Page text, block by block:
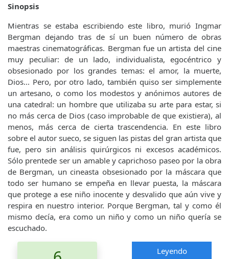
Sinopsis
Mientras se estaba escribiendo este libro, murió Ingmar
Bergman dejando tras de sí un buen número de obras
maestras cinematográficas. Bergman fue un artista del cine
muy peculiar: de un lado, individualista, egocéntrico y
obsesionado por los grandes temas: el amor, la muerte,
Dios... Pero, por otro lado, también quiso ser simplemente
un artesano, o como los modestos y anónimos autores de
una catedral: un hombre que utilizaba su arte para estar, si
no más cerca de Dios (caso improbable de que existiera), al
menos, más cerca de cierta trascendencia. En este libro
sobre el autor sueco, se siguen las pistas del gran artista que
fue, pero sin análisis quirúrgicos ni excesos académicos.
Sólo prentede ser un amable y caprichoso paseo por la obra
de Bergman, un cineasta obsesionado por la máscara que
todo ser humano se empeña en llevar puesta, la máscara
que protege a ese niño inocente y desvalido que aún vive y
respira en nuestro interior. Porque Bergman, tal y como él
mismo decía, era como un niño y como un niño quería se
escuchado.
Leyendo